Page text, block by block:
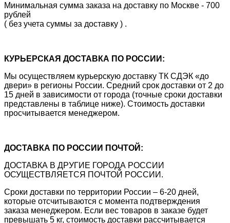
Минимальная сумма заказа на доставку по Москве - 700
рублей
( без учета суммы за доставку ) .
КУРЬЕРСКАЯ ДОСТАВКА ПО РОССИИ:
Мы осуществляем курьерскую доставку ТК СДЭК «до
двери» в регионы России. Средний срок доставки от 2 до
15 дней в зависимости от города (точные сроки доставки
представлены в таблице ниже). Стоимость доставки
просчитывается менеджером.
ДОСТАВКА ПО РОССИИ ПОЧТОЙ:
ДОСТАВКА В ДРУГИЕ ГОРОДА РОССИИ
ОСУЩЕСТВЛЯЕТСЯ ПОЧТОЙ РОССИИ.
Сроки доставки по территории России – 6-20 дней,
которые отсчитываются с момента подтверждения
заказа менеджером. Если вес товаров в заказе будет
превышать 5 кг, стоимость доставки рассчитывается